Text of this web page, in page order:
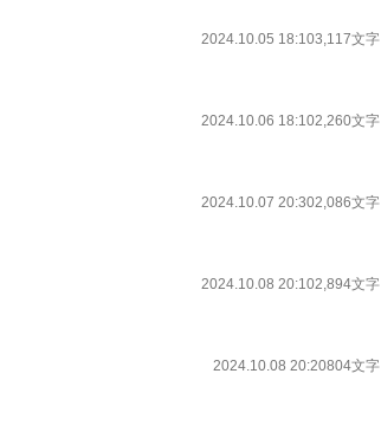
2024.10.05 18:103,117文字
2024.10.06 18:102,260文字
2024.10.07 20:302,086文字
2024.10.08 20:102,894文字
2024.10.08 20:20804文字